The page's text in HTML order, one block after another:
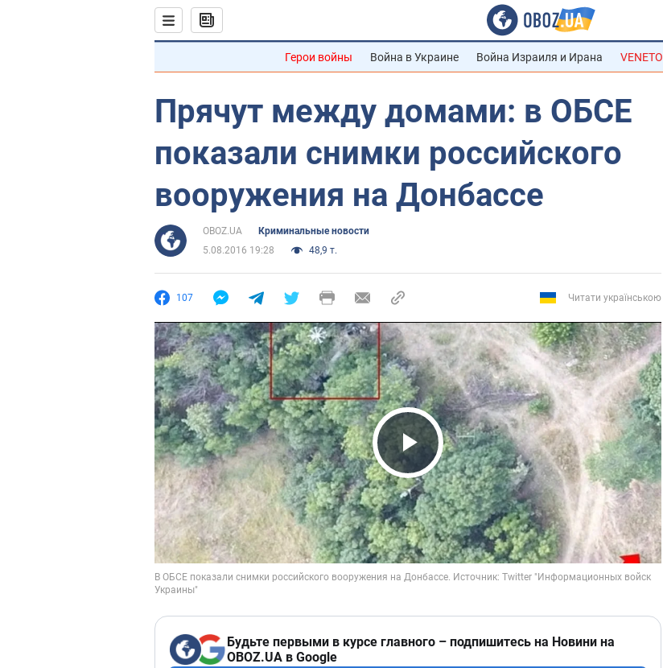
Герои войны Война в Украине Война Израиля и Ирана VENETO
Прячут между домами: в ОБСЕ
показали снимки российского
вооружения на Донбассе
OBOZ.UA
Криминальные новости
5.08.2016 19:28
48,9 т.
107 Читати українською
Play Video
Будьте первыми в курсе главного – подпишитесь на Новини на
OBOZ.UA в Google